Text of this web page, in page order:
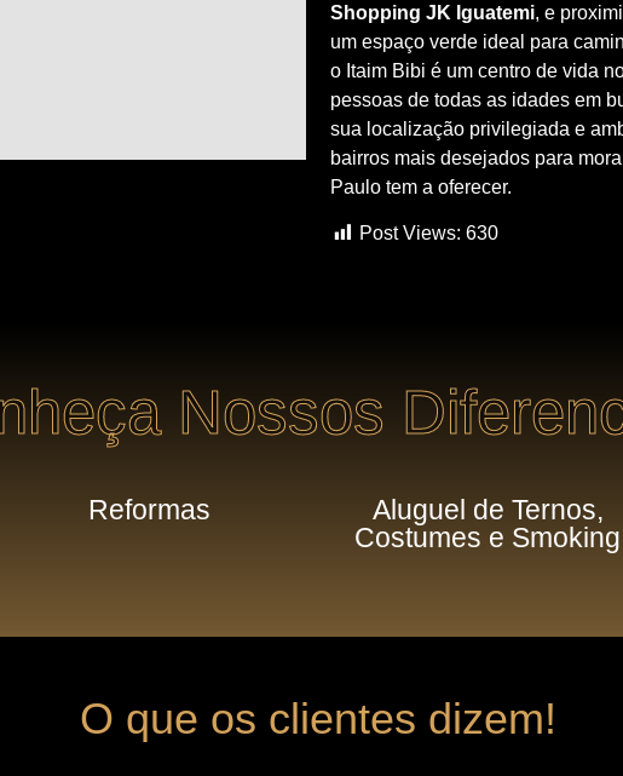
Shopping JK Iguatemi, e
um espaço verde ideal para
o Itaim Bibi é um centro de vida
pessoas de todas as idades em
sua localização privilegiada e
bairros mais desejados para
Paulo tem a oferecer.
Post Views: 630
Nossos
Reformas
Aluguel de Ternos,
Costumes e Smoking
O que os clientes dizem!